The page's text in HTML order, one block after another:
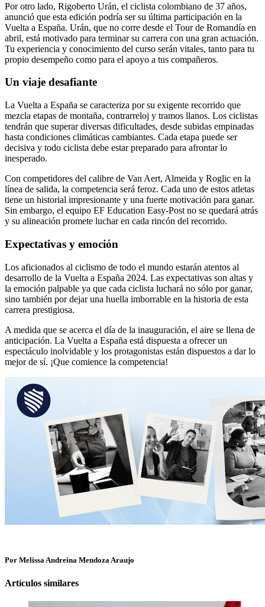
Por otro lado, Rigoberto Urán, el ciclista colombiano de 37 años,
anunció que esta edición podría ser su última participación en la
Vuelta a España. Urán, que no corre desde el Tour de Romandía en
abril, está motivado para terminar su carrera con una gran actuación.
Tu experiencia y conocimiento del curso serán vitales, tanto para tu
propio desempeño como para el apoyo a tus compañeros.
Un viaje desafiante
La Vuelta a España se caracteriza por su exigente recorrido que
mezcla etapas de montaña, contrarreloj y tramos llanos. Los ciclistas
tendrán que superar diversas dificultades, desde subidas empinadas
hasta condiciones climáticas cambiantes. Cada etapa puede ser
decisiva y todo ciclista debe estar preparado para afrontar lo
inesperado.
Con competidores del calibre de Van Aert, Almeida y Roglic en la
línea de salida, la competencia será feroz. Cada uno de estos atletas
tiene un historial impresionante y una fuerte motivación para ganar.
Sin embargo, el equipo EF Education Easy-Post no se quedará atrás
y su alineación promete luchar en cada rincón del recorrido.
Expectativas y emoción
Los aficionados al ciclismo de todo el mundo estarán atentos al
desarrollo de la Vuelta a España 2024. Las expectativas son altas y
la emoción palpable ya que cada ciclista luchará no sólo por ganar,
sino también por dejar una huella imborrable en la historia de esta
carrera prestigiosa.
A medida que se acerca el día de la inauguración, el aire se llena de
anticipación. La Vuelta a España está dispuesta a ofrecer un
espectáculo inolvidable y los protagonistas están dispuestos a dar lo
mejor de sí. ¡Que comience la competencia!
Por Melissa Andreina Mendoza Araujo
Artículos similares